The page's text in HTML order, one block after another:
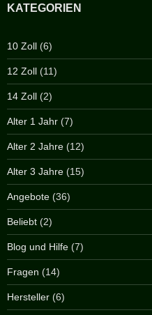
KATEGORIEN
10 Zoll (6)
12 Zoll (11)
14 Zoll (2)
Alter 1 Jahr (7)
Alter 2 Jahre (12)
Alter 3 Jahre (15)
Angebote (36)
Beliebt (2)
Blog und Hilfe (7)
Fragen (14)
Hersteller (6)